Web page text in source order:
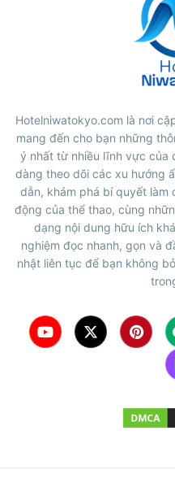
Hotelniwatokyo.com là nơi
mang đến cho bạn những
ý nhất từ nhiều lĩnh vực của
dàng theo dõi các xu hướng
dẫn, khám phá bí quyết làm
động của thể thao, cùng
dạng nội dung hữu ích
nghiệm đọc nhanh, gọn và
nhật liên tục để bạn không